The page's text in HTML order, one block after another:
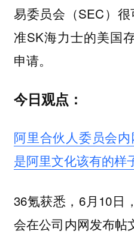
易委员会（SEC）
准SK海力士的美国
申请。
今日观点：
阿里合伙人委员会
是阿里文化该有的样
36氪获悉，6月10日
会在公司内网发布帖